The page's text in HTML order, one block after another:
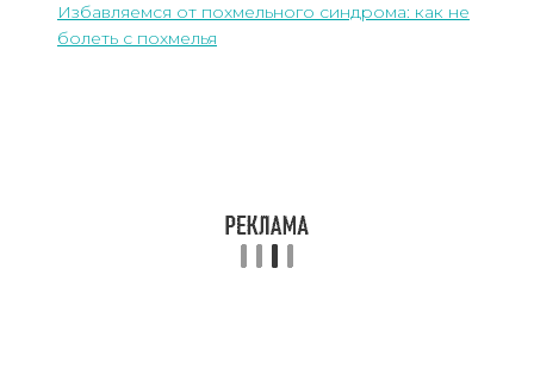
Избавляемся от похмельного синдрома: как не
болеть с похмелья